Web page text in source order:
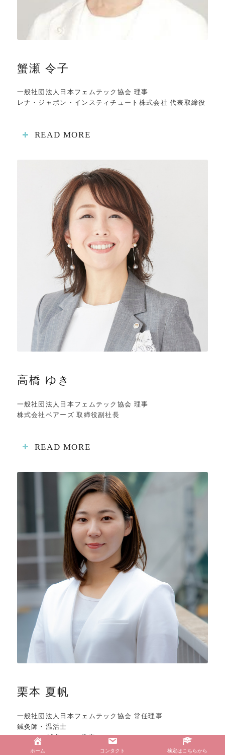
蟹瀬 令子
一般社団法人日本フェムテック協会 理事
レナ・ジャポン・インスティチュート株式会社 代表取締役
READ MORE
高橋 ゆき
一般社団法人日本フェムテック協会 理事
株式会社ベアーズ 取締役副社長
READ MORE
栗本 夏帆
一般社団法人日本フェムテック協会 常任理事
鍼灸師・温活士
netemate鍼灸salon 代表
ホーム コンタクト 検定はこちらから